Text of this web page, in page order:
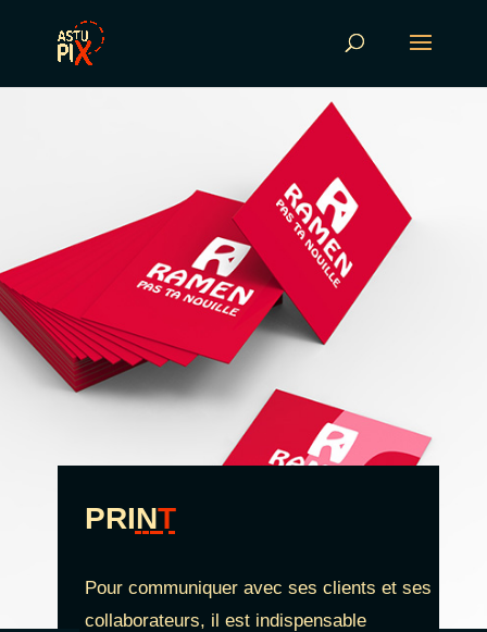
PRINT
Pour communiquer avec ses clients et ses
collaborateurs, il est indispensable